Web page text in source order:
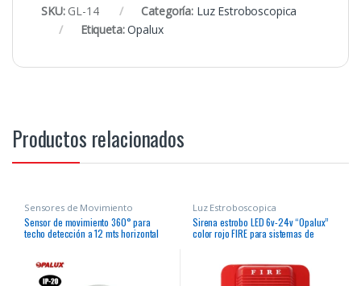
SKU: GL-14 Categoría: Luz Estroboscopica
Etiqueta:Opalux
Productos relacionados
Sensores de Movimiento
Sensor de movimiento 360° para
techo detección a 12 mts horizontal
Luz Estroboscopica
Sirena estrobo LED 6v-24v “Opalux”
color rojo FIRE para sistemas de